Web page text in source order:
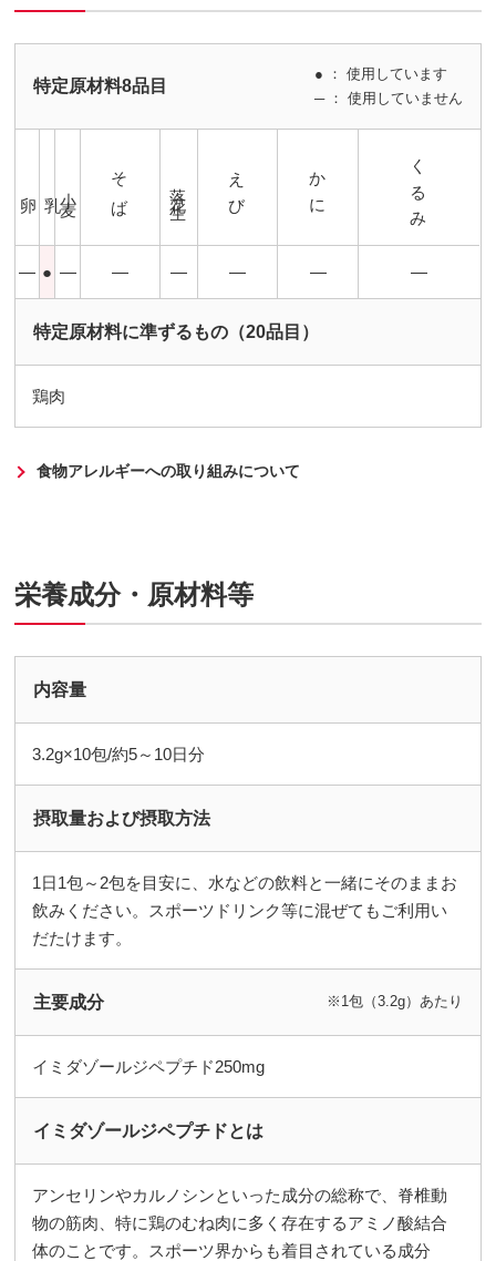
特定原材料8品目
● ： 使用しています
─ ： 使用していません
そば 落花生 えび かに くるみ
― ● ― ― ― ― ― ―
特定原材料に準ずるもの（20品目）
鶏肉
食物アレルギーへの取り組みについて
栄養成分・原材料等
内容量
3.2g×10包/約5～10日分
摂取量および摂取方法
1日1包～2包を目安に、水などの飲料と一緒にそのままお
飲みください。スポーツドリンク等に混ぜてもご利用い
だたけます。
主要成分 ※1包（3.2g）あたり
イミダゾールジペプチド250mg
イミダゾールジペプチドとは
アンセリンやカルノシンといった成分の総称で、脊椎動
物の筋肉、特に鶏のむね肉に多く存在するアミノ酸結合
体のことです。スポーツ界からも着目されている成分